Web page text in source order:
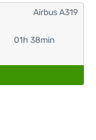
01h 38min
Airbus A319